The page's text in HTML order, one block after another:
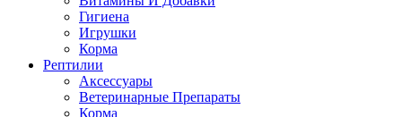
Гигиена
Игрушки
Корма
Рептилии
Аксессуары
Ветеринарные Препараты
Корма